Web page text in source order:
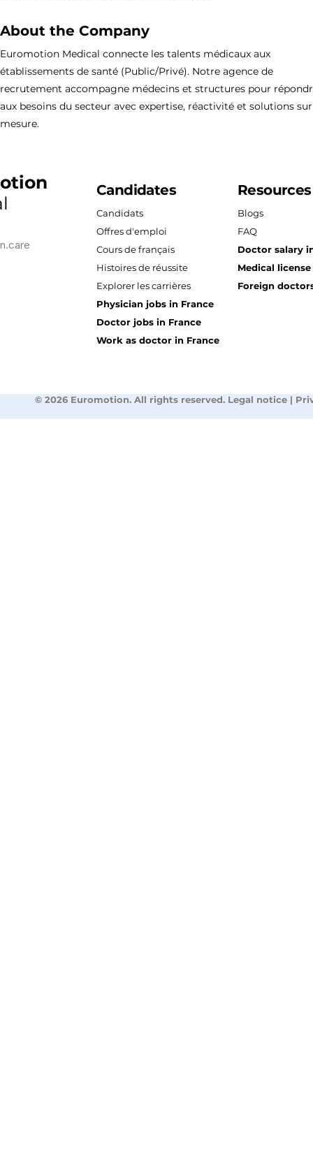
About the Company
Euromotion Medical connecte les talents médicaux aux
établissements de santé (Public/Privé). Notre agence de
recrutement accompagne médecins et structures pour
aux besoins du secteur avec expertise, réactivité et solutions sur
mesure.
Candidates
Candidats
Offres d'emploi
Cours de français
Histoires de réussite
Explorer les carrières
Physician jobs in France
Doctor jobs in France
Work as doctor in France
Resources
Blogs
FAQ
Doctor salary
Medical
Foreign
© 2026 Euromotion. All rights reserved. Legal notice |